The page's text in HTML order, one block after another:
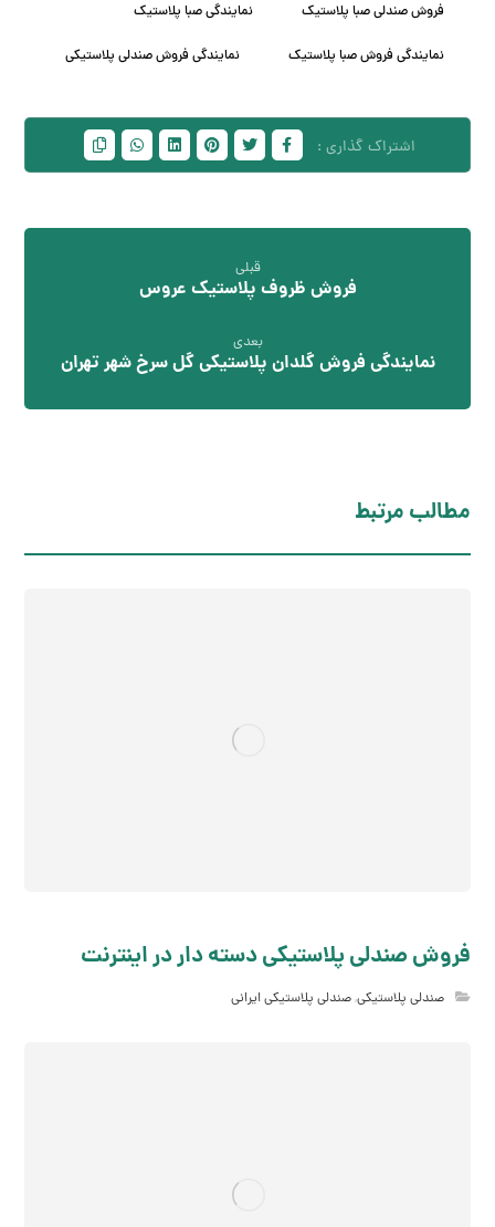
فروش صندلی صبا پلاستیک نمایندگی صبا پلاستیک
نمایندگی فروش صبا پلاستیک نمایندگی فروش صندلی پلاستیکی
قبلی
فروش ظروف پلاستیک عروس
بعدی
نمایندگی فروش گلدان پلاستیکی گل سرخ شهر تهران
مطالب مرتبط
فروش صندلی پلاستیکی دسته دار در اینترنت
صندلی پلاستیکی,صندلی پلاستیکی ایرانی